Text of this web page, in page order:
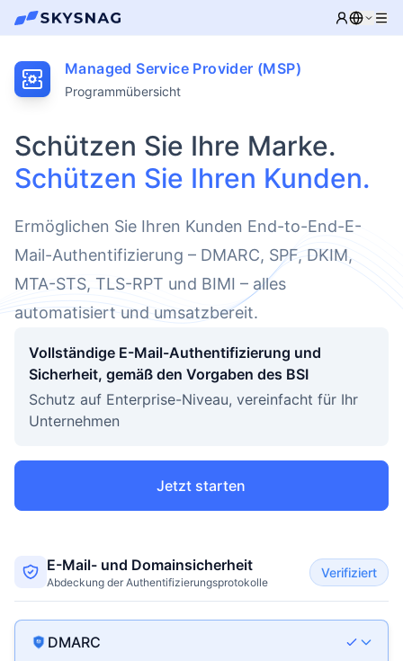
Managed Service Provider (MSP)
Programmübersicht
Schützen Sie Ihre Marke.
Schützen Sie Ihren Kunden.
Ermöglichen Sie Ihren Kunden End-to-End-E-
Mail-Authentifizierung – DMARC, SPF, DKIM,
MTA-STS, TLS-RPT und BIMI – alles
automatisiert und umsatzbereit.
Vollständige E-Mail-Authentifizierung und
Sicherheit, gemäß den Vorgaben des BSI
Schutz auf Enterprise-Niveau, vereinfacht für Ihr
Unternehmen
Jetzt starten
E-Mail- und Domainsicherheit
Abdeckung der Authentifizierungsprotokolle
Verifiziert
DMARC